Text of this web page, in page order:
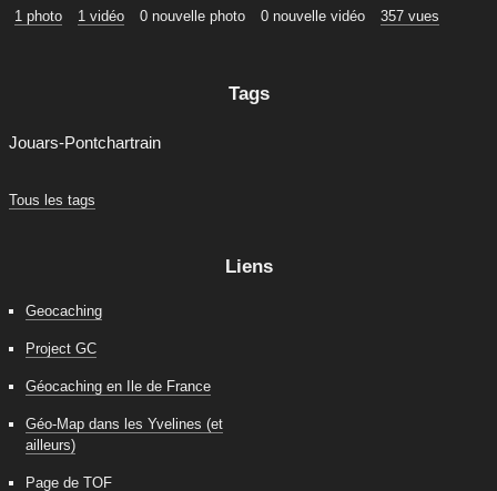
1 photo 1 vidéo 0 nouvelle photo 0 nouvelle vidéo 357 vues
Tags
Jouars-Pontchartrain
Tous les tags
Liens
Geocaching
Project GC
Géocaching en Ile de France
Géo-Map dans les Yvelines (et
ailleurs)
Page de TOF